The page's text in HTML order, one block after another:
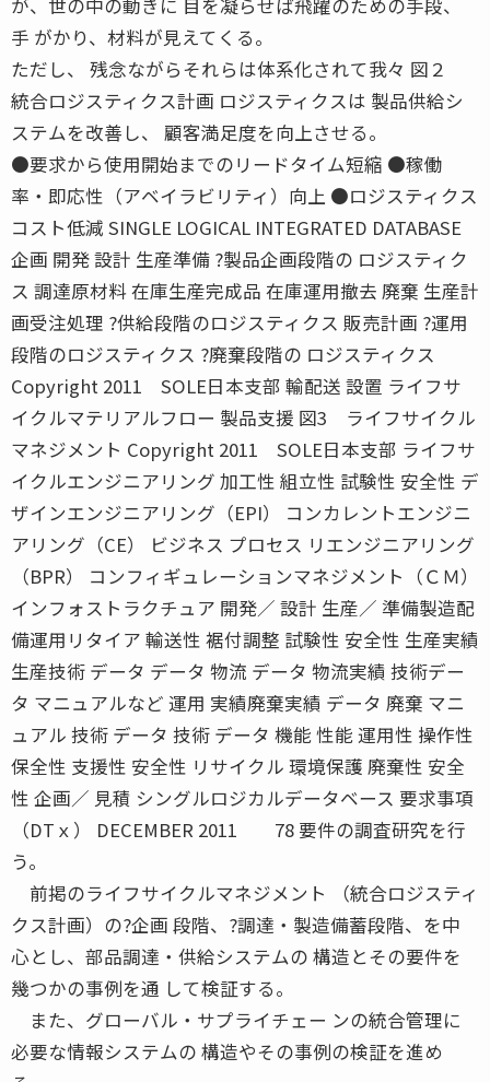
手 がかり、材料が見えてくる。
ただし、 残念ながらそれらは体系化されて我々 図２
統合ロジスティクス計画 ロジスティクスは 製品供給シ
ステムを改善し、 顧客満足度を向上させる。
●要求から使用開始までのリードタイム短縮 ●稼働
率・即応性（アベイラビリティ）向上 ●ロジスティクス
コスト低減 SINGLE LOGICAL INTEGRATED DATABASE
企画 開発 設計 生産準備 ?製品企画段階の ロジスティク
ス 調達原材料 在庫生産完成品 在庫運用撤去 廃棄 生産計
画受注処理 ?供給段階のロジスティクス 販売計画 ?運用
段階のロジスティクス ?廃棄段階の ロジスティクス
Copyright 2011 SOLE日本支部 輸配送 設置 ライフサ
イクルマテリアルフロー 製品支援 図3 ライフサイクル
マネジメント Copyright 2011 SOLE日本支部 ライフサ
イクルエンジニアリング 加工性 組立性 試験性 安全性 デ
ザインエンジニアリング（EPI） コンカレントエンジニ
アリング（CE） ビジネス プロセス リエンジニアリング
（BPR） コンフィギュレーションマネジメント（ＣＭ）
インフォストラクチュア 開発／ 設計 生産／ 準備製造配
備運用リタイア 輸送性 裾付調整 試験性 安全性 生産実績
生産技術 データ データ 物流 データ 物流実績 技術デー
タ マニュアルなど 運用 実績廃棄実績 データ 廃棄 マニ
ュアル 技術 データ 技術 データ 機能 性能 運用性 操作性
保全性 支援性 安全性 リサイクル 環境保護 廃棄性 安全
性 企画／ 見積 シングルロジカルデータベース 要求事項
（DTｘ） DECEMBER 2011 78 要件の調査研究を行
う。
前掲のライフサイクルマネジメント （統合ロジスティ
クス計画）の?企画 段階、?調達・製造備蓄段階、を中
心とし、部品調達・供給システムの 構造とその要件を
幾つかの事例を通 して検証する。
また、グローバル・サプライチェー ンの統合管理に
必要な情報システムの 構造やその事例の検証を進め